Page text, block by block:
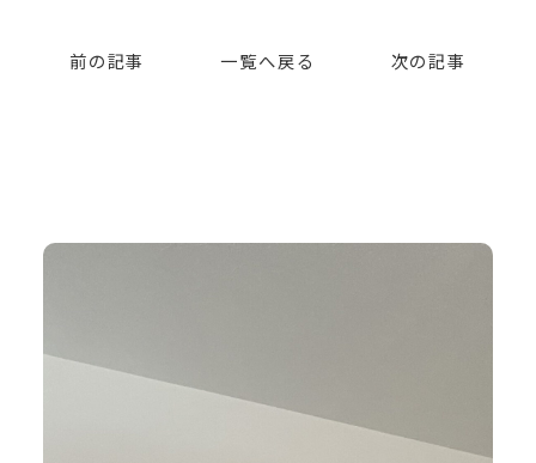
前の記事 一覧へ戻る 次の記事